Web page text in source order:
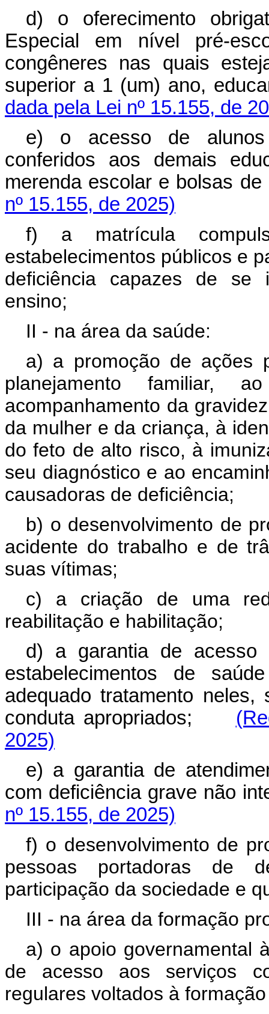
d) o oferecimento
Especial em nível pré-
congêneres nas quais
superior a 1 (um) ano,
dada pela Lei nº 15.155, de
e) o acesso de alunos
conferidos aos demais
merenda escolar e bolsas
nº 15.155, de 2025)
f) a matrícula
estabelecimentos públicos e
deficiência capazes de se
ensino;
II - na área da saúde:
a) a promoção de ações
planejamento familiar,
acompanhamento da
da mulher e da criança, à
do feto de alto risco, à
seu diagnóstico e ao
causadoras de deficiência;
b) o desenvolvimento de
acidente do trabalho e de
suas vítimas;
c) a criação de uma
reabilitação e habilitação;
d) a garantia de acesso
estabelecimentos de
adequado tratamento
conduta apropriados;
2025)
e) a garantia de
com deficiência grave não
nº 15.155, de 2025)
f) o desenvolvimento de
pessoas portadoras de
participação da sociedade e
III - na área da formação
a) o apoio governamental
de acesso aos serviços
regulares voltados à